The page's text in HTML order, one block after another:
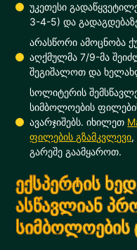
უკეთესი
3-4-5) და
არასწორი ამოცნობა
აღქმულმა 7/9-მა
შეგიშალოთ და
სოლიტერის
სიმბოლოების
ავარჯიშებს. იხილეთ
ფილების გზამკვლევი,
გარეშე გაამყაროთ.
ექსპერტის
ასწავლიან
სიმბოლოების